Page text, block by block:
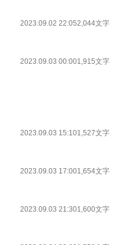
2023.09.02 22:052,044文字
2023.09.03 00:001,915文字
2023.09.03 15:101,527文字
2023.09.03 17:001,654文字
2023.09.03 21:301,600文字